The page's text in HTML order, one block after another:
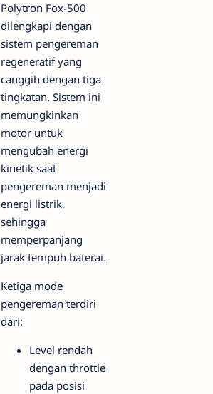
Polytron Fox-500
dilengkapi dengan
sistem pengereman
regeneratif yang
canggih dengan tiga
tingkatan. Sistem ini
memungkinkan
motor untuk
mengubah energi
kinetik saat
pengereman menjadi
energi listrik,
sehingga
memperpanjang
jarak tempuh baterai.
Ketiga mode
pengereman terdiri
dari:
Level rendah
dengan throttle
pada posisi